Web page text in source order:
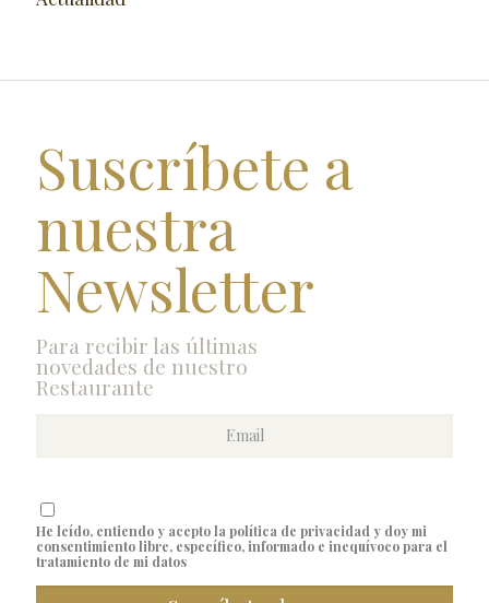
Suscríbete a
nuestra
Newsletter
Para recibir las últimas
novedades de nuestro
Restaurante
He leído, entiendo y acepto la política de privacidad y doy mi
consentimiento libre, específico, informado e inequívoco para el
tratamiento de mi datos